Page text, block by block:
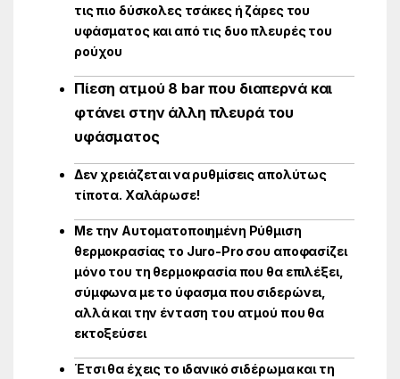
τις πιο δύσκολες τσάκες ή ζάρες του
υφάσματος και από τις δυο πλευρές του
ρούχου
Πίεση ατμού 8 bar που διαπερνά και
φτάνει στην άλλη πλευρά του
υφάσματος
Δεν χρειάζεται να ρυθμίσεις απολύτως
τίποτα. Χαλάρωσε!
Με την Αυτοματοποιημένη Ρύθμιση
θερμοκρασίας το Juro-Pro σου αποφασίζει
μόνο του τη θερμοκρασία που θα επιλέξει,
σύμφωνα με το ύφασμα που σιδερώνει,
αλλά και την ένταση του ατμού που θα
εκτοξεύσει
Έτσι θα έχεις το ιδανικό σιδέρωμα και τη